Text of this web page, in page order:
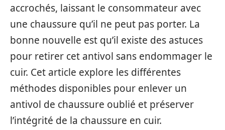
accrochés, laissant le consommateur avec
une chaussure qu’il ne peut pas porter. La
bonne nouvelle est qu’il existe des astuces
pour retirer cet antivol sans endommager le
cuir. Cet article explore les différentes
méthodes disponibles pour enlever un
antivol de chaussure oublié et préserver
l’intégrité de la chaussure en cuir.